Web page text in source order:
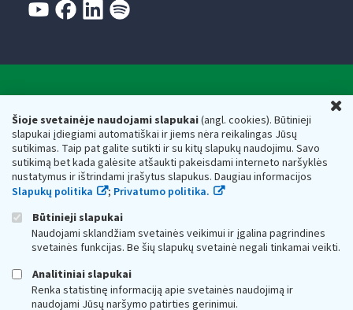
Šioje svetainėje naudojami slapukai(angl. cookies). Būtinieji
slapukai įdiegiami automatiškai ir jiems nėra reikalingas Jūsų
sutikimas. Taip pat galite sutikti ir su kitų slapukų naudojimu. Savo
sutikimą bet kada galėsite atšaukti pakeisdami interneto naršyklės
nustatymus ir ištrindami įrašytus slapukus. Daugiau informacijos
Slapukų politika
; Privatumo politika.
Būtinieji slapukai
Naudojami sklandžiam svetainės veikimui ir įgalina pagrindines
svetainės funkcijas. Be šių slapukų svetainė negali tinkamai veikti.
Analitiniai slapukai
Renka statistinę informaciją apie svetainės naudojimą ir
naudojami Jūsų naršymo patirties gerinimui.
Respublikos finansų ministerijos
Biudžetinė įstaiga. Juridinio asmens kodas — 188659752,
adresas: Vasario 16-osios g. 14, 01107 Vilnius, Lietuva, el.paštas:
vmi@vmi.lt, E. pristatymo dėžutės adresas 188659752
Duomenys apie Valstybinę mokesčių inspekciją prie Lietuvos
Respublikos finansų ministerijos kaupiami ir saugomi Juridinių